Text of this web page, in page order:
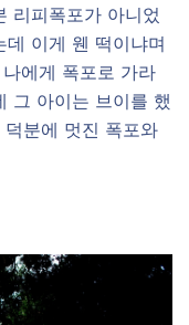
리피폭포가 아니었
이게 웬 떡이냐며
에게 폭포로 가라
그 아이는 브이를 했
분에 멋진 폭포와